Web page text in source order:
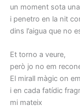
un moment sota
i penetro en la nit
dins l’aigua que no
Et torno a veure,
però jo no em
El mirall màgic on
i en cada fatídic
mi mateix